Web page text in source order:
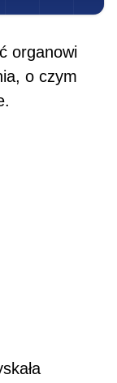
organowi
o czym